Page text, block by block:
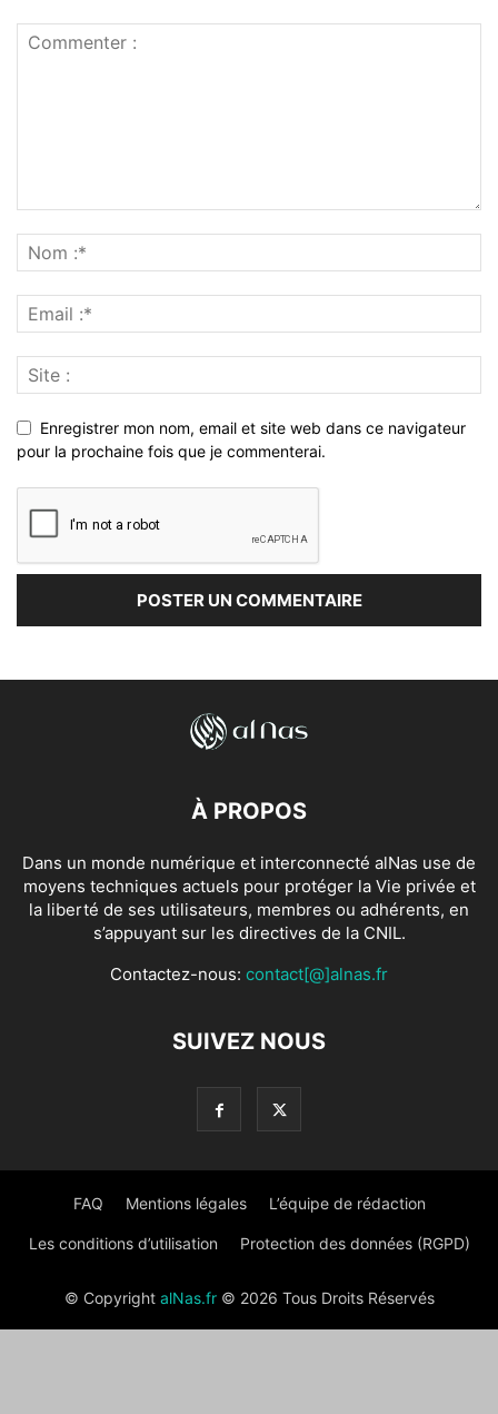
Enregistrer mon nom, email et site web dans ce navigateur
pour la prochaine fois que je commenterai.
À PROPOS
Dans un monde numérique et interconnecté alNas use de
moyens techniques actuels pour protéger la Vie privée et
la liberté de ses utilisateurs, membres ou adhérents, en
s’appuyant sur les directives de la CNIL.
Contactez-nous: contact[@]alnas.fr
SUIVEZ NOUS
FAQ Mentions légales L’équipe de rédaction
Les conditions d’utilisation Protection des données (RGPD)
© Copyright alNas.fr© 2026 Tous Droits Réservés